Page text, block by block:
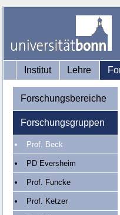
Institut Lehre
Forschungsbereiche
Forschungsgruppen
Prof. Beck
PD Eversheim
Prof. Funcke
Prof. Ketzer